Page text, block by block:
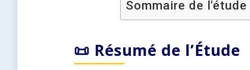
Sommaire de
📜 Résumé de l’Étude